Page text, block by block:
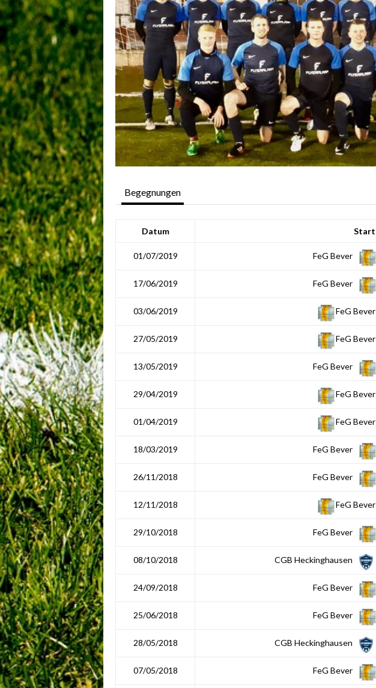
Begegnungen
Datum Start
01/07/2019 FeG Bever
17/06/2019 FeG Bever
03/06/2019 FeG Bever
27/05/2019 FeG Bever
13/05/2019 FeG Bever
29/04/2019 FeG Bever
01/04/2019 FeG Bever
18/03/2019 FeG Bever
26/11/2018 FeG Bever
12/11/2018 FeG Bever
29/10/2018 FeG Bever
08/10/2018 CGB Heckinghausen
24/09/2018 FeG Bever
25/06/2018 FeG Bever
28/05/2018 CGB Heckinghausen
07/05/2018 FeG Bever